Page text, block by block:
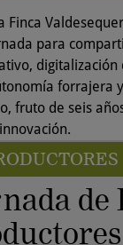
Finca
para
digitalización
forrajera
fruto de seis
de